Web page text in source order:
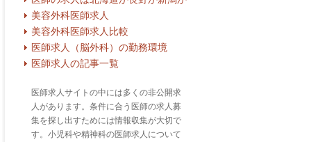
美容外科医師求人
美容外科医師求人比較
医師求人（脳外科）の勤務環境
医師求人の記事一覧
医師求人サイトの中には多くの非公開求
人があります。条件に合う医師の求人募
集を探し出すためには情報収集が大切で
す。小児科や精神科の医師求人について